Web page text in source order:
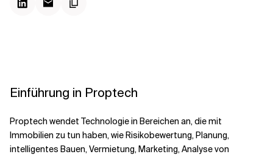
Einführung in Proptech
Proptech wendet Technologie in Bereichen an, die mit
Immobilien zu tun haben, wie Risikobewertung, Planung,
intelligentes Bauen, Vermietung, Marketing, Analyse von